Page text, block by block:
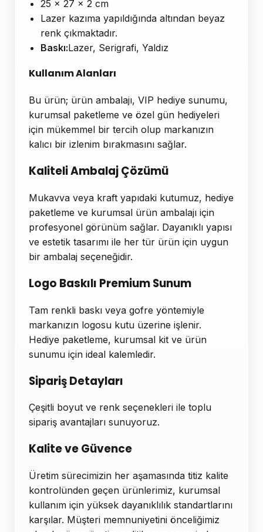
25 x 27 x 2 cm
Lazer kazıma yapıldığında altından beyaz
renk çıkmaktadır.
Baskı:Lazer, Serigrafi, Yaldız
Kullanım Alanları
Bu ürün; ürün ambalajı, VIP hediye sunumu,
kurumsal paketleme ve özel gün hediyeleri
için mükemmel bir tercih olup markanızın
kalıcı bir izlenim bırakmasını sağlar.
Kaliteli Ambalaj Çözümü
Mukavva veya kraft yapıdaki kutumuz, hediye
paketleme ve kurumsal ürün ambalajı için
profesyonel görünüm sağlar. Dayanıklı yapısı
ve estetik tasarımı ile her tür ürün için uygun
bir ambalaj seçeneğidir.
Logo Baskılı Premium Sunum
Tam renkli baskı veya gofre yöntemiyle
markanızın logosu kutu üzerine işlenir.
Hediye paketleme, kurumsal kit ve ürün
sunumu için ideal kalemledir.
Sipariş Detayları
Çeşitli boyut ve renk seçenekleri ile toplu
sipariş avantajları sunuyoruz.
Kalite ve Güvence
Üretim sürecimizin her aşamasında titiz kalite
kontrolünden geçen ürünlerimiz, kurumsal
kullanım için yüksek dayanıklılık standartlarını
karşılar. Müşteri memnuniyetini önceliğimiz